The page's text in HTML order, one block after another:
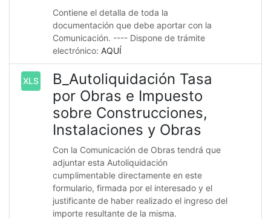
Contiene el detalla de toda la
documentación que debe aportar con la
Comunicación. ---- Dispone de trámite
electrónico: AQUÍ
XLS
B_Autoliquidación Tasa
por Obras e Impuesto
sobre Construcciones,
Instalaciones y Obras
Con la Comunicación de Obras tendrá que
adjuntar esta Autoliquidación
cumplimentable directamente en este
formulario, firmada por el interesado y el
justificante de haber realizado el ingreso del
importe resultante de la misma.